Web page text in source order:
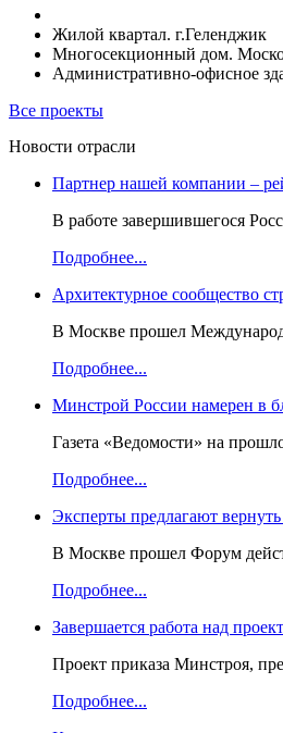
Жилой квартал. г.Геленджик
Многосекционный дом.
Административно-офисное
Все проекты
Новости отрасли
Партнер нашей компании –
В работе завершившегося
Подробнее...
Архитектурное сообщество
В Москве прошел
Подробнее...
Минстрой России намерен в
Газета «Ведомости» на
Подробнее...
Эксперты предлагают
В Москве прошел Форум
Подробнее...
Завершается работа над
Проект приказа Минстроя,
Подробнее...